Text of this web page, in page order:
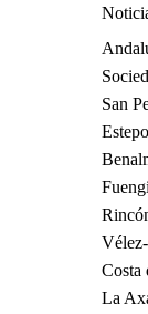
San
Costa
La